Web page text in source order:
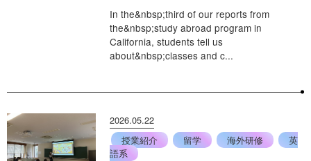
In the&nbsp;third of our reports from
the&nbsp;study abroad program in
California, students tell us
about&nbsp;classes and c...
2026.05.22
授業紹介
留学 海外研修
英
語系